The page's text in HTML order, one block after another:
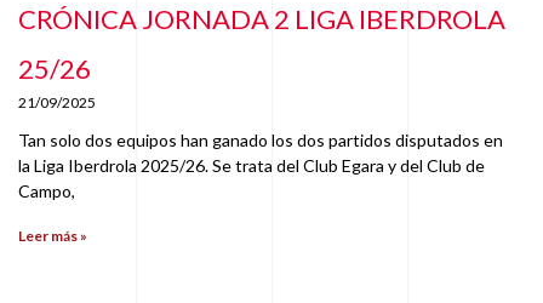
CRÓNICA JORNADA 2 LIGA IBERDROLA
25/26
21/09/2025
Tan solo dos equipos han ganado los dos partidos disputados en
la Liga Iberdrola 2025/26. Se trata del Club Egara y del Club de
Campo,
Leer más »